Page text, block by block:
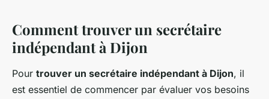
Comment trouver un secrétaire
indépendant à Dijon
Pour trouver un secrétaire indépendant à Dijon, il
est essentiel de commencer par évaluer vos besoins